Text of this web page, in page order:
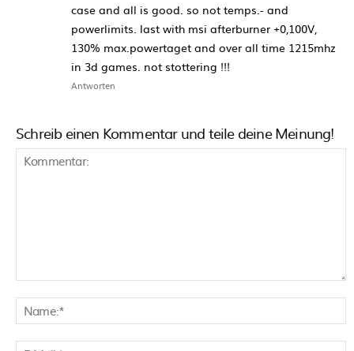
case and all is good. so not temps.- and
powerlimits. last with msi afterburner +0,100V,
130% max.powertaget and over all time 1215mhz
in 3d games. not stottering !!!
Antworten
Schreib einen Kommentar und teile deine Meinung!